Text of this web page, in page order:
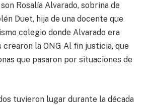
Rosalía Alvarado, sobrina de
Duet, hija de una docente que
colegio donde Alvarado era
la ONG Al fin justicia, que
que pasaron por situaciones de
tuvieron lugar durante la década